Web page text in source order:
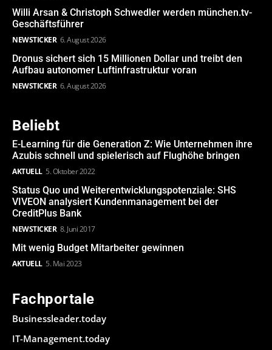
Willi Arsan & Christoph Schwedler werden münchen.tv-
Geschäftsführer
NEWSTICKER 6. August 2026
Dronus sichert sich 15 Millionen Dollar und treibt den
Aufbau autonomer Luftinfrastruktur voran
NEWSTICKER 6. August 2026
Beliebt
E-Learning für die Generation Z: Wie Unternehmen ihre
Azubis schnell und spielerisch auf Flughöhe bringen
AKTUELL 5. Oktober 2022
Status Quo und Weiterentwicklungspotenziale: SHS
VIVEON analysiert Kundenmanagement bei der
CreditPlus Bank
NEWSTICKER 8. Juni 2017
Mit wenig Budget Mitarbeiter gewinnen
AKTUELL 5. Mai 2023
Fachportale
Businessleader.today
IT-Management.today